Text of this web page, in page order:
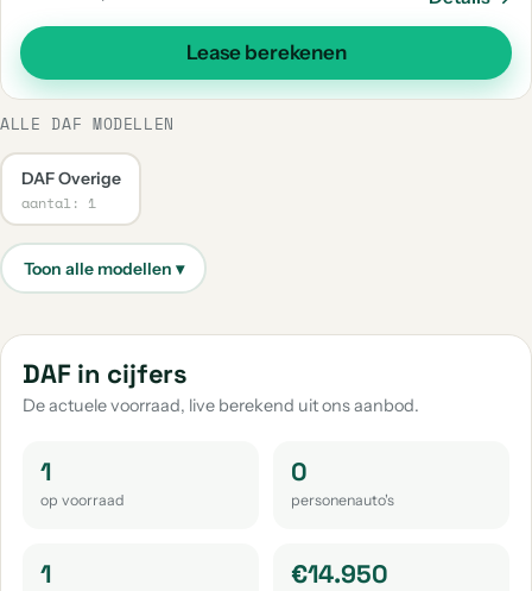
Lease berekenen
ALLE DAF MODELLEN
DAF Overige
aantal: 1
DAF in cijfers
De actuele voorraad, live berekend uit ons aanbod.
1
op voorraad
0
personenauto's
1 €14.950